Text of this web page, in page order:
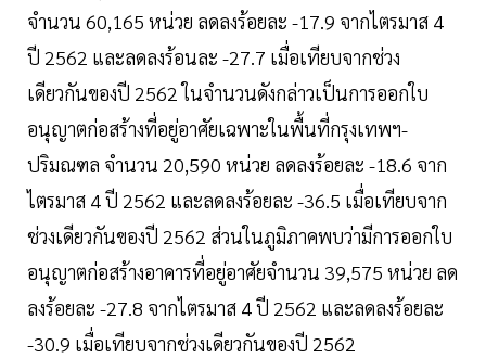
จำนวน 60,165 หน่วย ลดลงร้อยละ -17.9 จากไตรมาส 4
ปี 2562 และลดลงร้อนละ -27.7 เมื่อเทียบจากช่วง
เดียวกันของปี 2562 ในจำนวนดังกล่าวเป็นการออกใบ
อนุญาตก่อสร้างที่อยู่อาศัยเฉพาะในพื้นที่กรุงเทพฯ-
ปริมณฑล จำนวน 20,590 หน่วย ลดลงร้อยละ -18.6 จาก
ไตรมาส 4 ปี 2562 และลดลงร้อยละ -36.5 เมื่อเทียบจาก
ช่วงเดียวกันของปี 2562 ส่วนในภูมิภาคพบว่ามีการออกใบ
อนุญาตก่อสร้างอาคารที่อยู่อาศัยจำนวน 39,575 หน่วย ลด
ลงร้อยละ -27.8 จากไตรมาส 4 ปี 2562 และลดลงร้อยละ
-30.9 เมื่อเทียบจากช่วงเดียวกันของปี 2562